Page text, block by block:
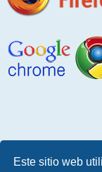
Este sitio web